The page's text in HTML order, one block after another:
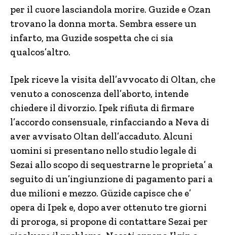
per il cuore lasciandola morire. Guzide e Ozan
trovano la donna morta. Sembra essere un
infarto, ma Guzide sospetta che ci sia
qualcos’altro.
Ipek riceve la visita dell’avvocato di Oltan, che
venuto a conoscenza dell’aborto, intende
chiedere il divorzio. Ipek rifiuta di firmare
l’accordo consensuale, rinfacciando a Neva di
aver avvisato Oltan dell’accaduto. Alcuni
uomini si presentano nello studio legale di
Sezai allo scopo di sequestrarne le proprieta’ a
seguito di un’ingiunzione di pagamento pari a
due milioni e mezzo. Güzide capisce che e’
opera di Ipek e, dopo aver ottenuto tre giorni
di proroga, si propone di contattare Sezai per